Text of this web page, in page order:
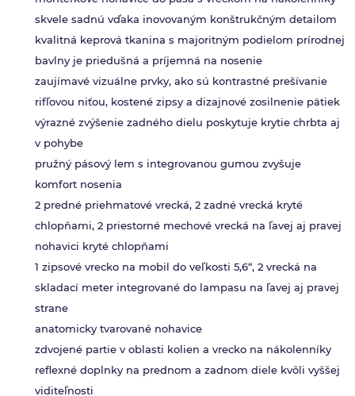
skvele sadnú vďaka inovovaným konštrukčným detailom
kvalitná keprová tkanina s majoritným podielom prírodnej
bavlny je priedušná a príjemná na nosenie
zaujímavé vizuálne prvky, ako sú kontrastné prešívanie
rifľovou niťou, kostené zipsy a dizajnové zosilnenie pätiek
výrazné zvýšenie zadného dielu poskytuje krytie chrbta aj
v pohybe
pružný pásový lem s integrovanou gumou zvyšuje
komfort nosenia
2 predné priehmatové vrecká, 2 zadné vrecká kryté
chlopňami, 2 priestorné mechové vrecká na ľavej aj pravej
nohavici kryté chlopňami
1 zipsové vrecko na mobil do veľkosti 5,6“, 2 vrecká na
skladací meter integrované do lampasu na ľavej aj pravej
strane
anatomicky tvarované nohavice
zdvojené partie v oblasti kolien a vrecko na nákolenníky
reflexné doplnky na prednom a zadnom diele kvôli vyššej
viditeľnosti